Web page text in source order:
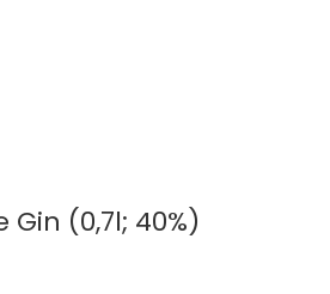
(0,7l; 40%)